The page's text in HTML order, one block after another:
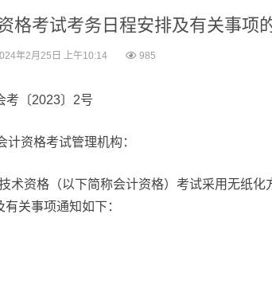
格考试考务日程安排及有关事项
年2月25日 上午10:14 985
考〔2023〕2号
资格考试管理机构：
资格（以下简称会计资格）考试采用无纸化
关事项通知如下：